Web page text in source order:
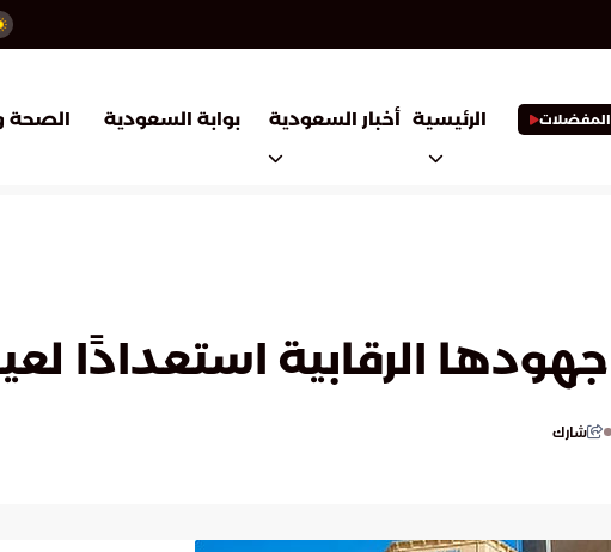
المفضلات الرئيسية أخبار السعودية بوابة السعودية الصحة
الرقابية استعدادًا
شارك